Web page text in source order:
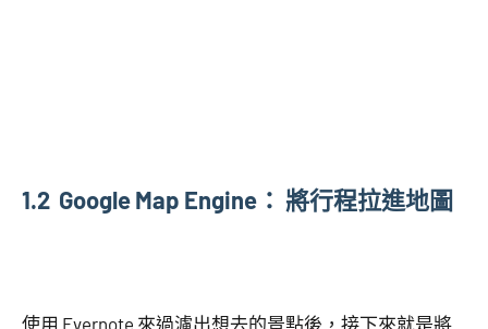
1.2 Google Map Engine： 將行程拉進地圖
使用 Evernote 來過濾出想去的景點後，接下來就是將